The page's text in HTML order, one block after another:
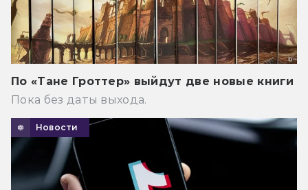
По «Тане Гроттер» выйдут две новые книги
Пока без даты выхода.
Новости